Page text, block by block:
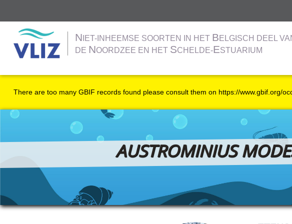
Overslaan
inhoud
gaan
N IET-INHEEMSE SOORTEN IN HET B ELGISCH DEEL
DE NOORDZEE EN HET SCHELDE-ESTUARIUM
Statusbericht
There are too many GBIF records found please consult them on https://www.gbif.org/
AUSTROMINIUS